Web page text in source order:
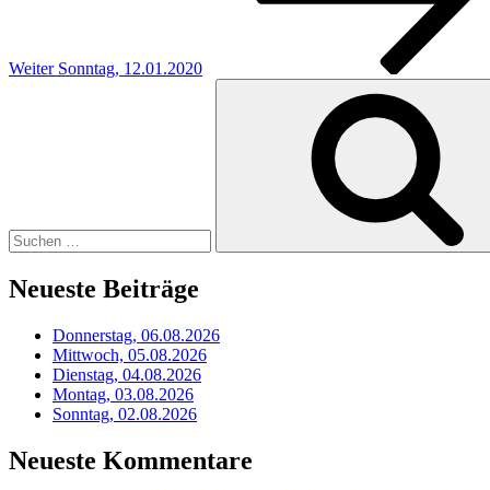
Weiter Sonntag, 12.01.2020
Neueste Beiträge
Donnerstag, 06.08.2026
Mittwoch, 05.08.2026
Dienstag, 04.08.2026
Montag, 03.08.2026
Sonntag, 02.08.2026
Neueste Kommentare